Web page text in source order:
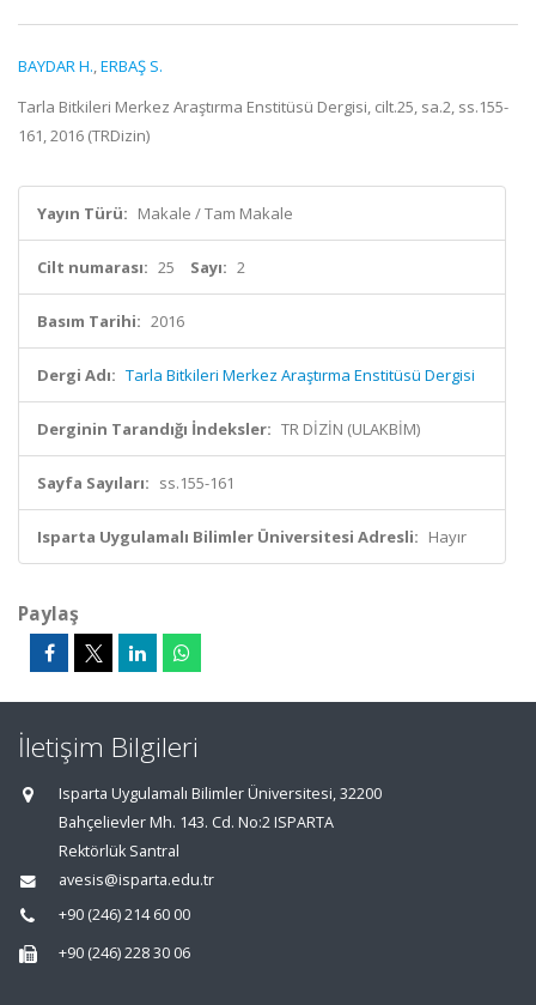
BAYDAR H.,ERBAŞ S.
Tarla Bitkileri Merkez Araştırma Enstitüsü Dergisi, cilt.25, sa.2, ss.155-
161, 2016 (TRDizin)
Yayın Türü: Makale / Tam Makale
Cilt numarası: 25 Sayı: 2
Basım Tarihi: 2016
Dergi Adı: Tarla Bitkileri Merkez Araştırma Enstitüsü Dergisi
Derginin Tarandığı İndeksler: TR DİZİN (ULAKBİM)
Sayfa Sayıları: ss.155-161
Isparta Uygulamalı Bilimler Üniversitesi Adresli: Hayır
Paylaş
İletişim Bilgileri
Isparta Uygulamalı Bilimler Üniversitesi, 32200
Bahçelievler Mh. 143. Cd. No:2 ISPARTA
Rektörlük Santral
avesis@isparta.edu.tr
+90 (246) 214 60 00
+90 (246) 228 30 06